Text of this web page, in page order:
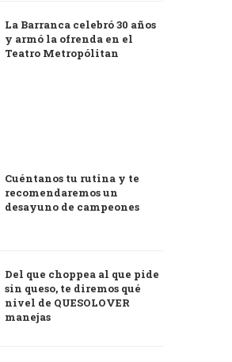
La Barranca celebró 30 años
y armó la ofrenda en el
Teatro Metropólitan
Cuéntanos tu rutina y te
recomendaremos un
desayuno de campeones
Del que choppea al que pide
sin queso, te diremos qué
nivel de QUESOLOVER
manejas